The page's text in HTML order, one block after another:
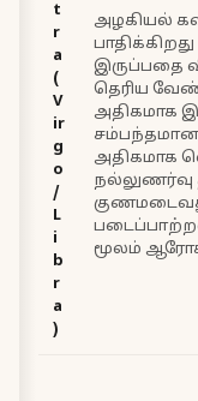
t
r
a
(
V
ir
g
o
/
L
i
b
r
a
)
அழகியல்
இருப்பதை
தெரிய
அதிகமாக
சம்பந்தமான
அதிகமாக
நல்லுணர்வு
மூலம்